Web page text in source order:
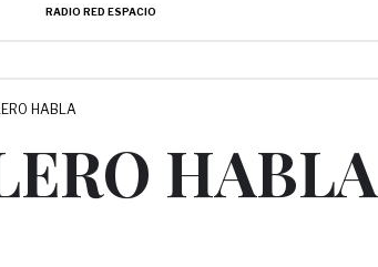
RADIO RED ESPACIO
HABLA
HABLA